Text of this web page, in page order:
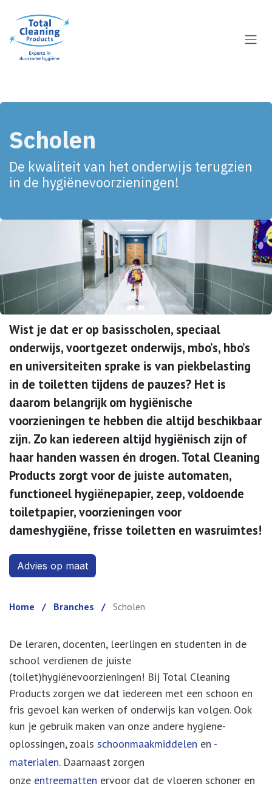
Scholen
De kwaliteit van het onderwijs terugzien
in de hygiënevoorzieningen!
Wist je dat er op basisscholen, speciaal
onderwijs, voortgezet onderwijs, mbo’s, hbo’s
en universiteiten sprake is van piekbelasting
in de toiletten tijdens de pauzes? Het is
daarom belangrijk om hygiënische
voorzieningen te hebben die altijd beschikbaar
zijn. Zo kan iedereen altijd hygiënisch zijn of
haar handen wassen én drogen. Total Cleaning
Products zorgt voor de juiste automaten,
functioneel hygiënepapier, zeep, voldoende
toiletpapier, voorzieningen voor
dameshygiëne, frisse toiletten en wasruimtes!
Advies op m​​aat
Home / Branches / Scholen
De leraren, docenten, leerlingen en studenten in de
school verdienen de juiste
(toilet)hygiënevoorzieningen! Bij Total Cleaning
Products zorgen we dat iedereen met een schoon en
fris gevoel kan werken of onderwijs kan volgen. Ook
kun je gebruik maken van onze andere hygiëne-
oplossingen, zoals schoonmaakmiddelen en -
materialen. Daarnaast zorgen
onze entreematten ervoor dat de vloeren schoner en